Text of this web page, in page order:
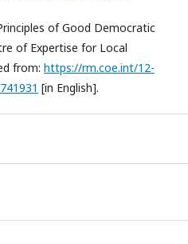
of Good Democratic
of Expertise for Local
from: https://rm.coe.int/12-
[in English].